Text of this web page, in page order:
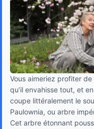
Vous aimeriez profiter
qu’il envahisse tout, et
coupe littéralement le
Paulownia, ou arbre
Cet arbre étonnant